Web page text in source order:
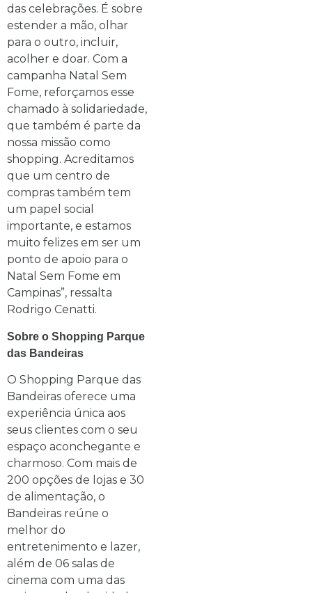
das celebrações. É sobre
estender a mão, olhar
para o outro, incluir,
acolher e doar. Com a
campanha Natal Sem
Fome, reforçamos esse
chamado à solidariedade,
que também é parte da
nossa missão como
shopping. Acreditamos
que um centro de
compras também tem
um papel social
importante, e estamos
muito felizes em ser um
ponto de apoio para o
Natal Sem Fome em
Campinas”, ressalta
Rodrigo Cenatti.
Sobre o Shopping Parque
das Bandeiras
O Shopping Parque das
Bandeiras oferece uma
experiência única aos
seus clientes com o seu
espaço aconchegante e
charmoso. Com mais de
200 opções de lojas e 30
de alimentação, o
Bandeiras reúne o
melhor do
entretenimento e lazer,
além de 06 salas de
cinema com uma das